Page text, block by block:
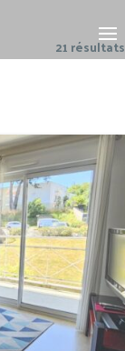
21 résultats